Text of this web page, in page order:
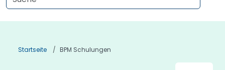
Startseite BPM Schulungen